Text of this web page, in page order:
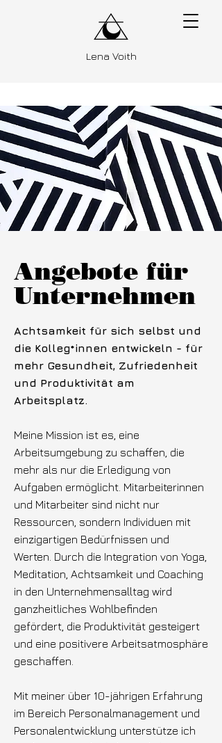
Lena Voith
Angebote für
Unternehmen
Achtsamkeit für sich selbst und
die Kolleg*innen entwickeln - für
mehr Gesundheit, Zufriedenheit
und Produktivität am
Arbeitsplatz.
Meine Mission ist es, eine
Arbeitsumgebung zu schaffen, die
mehr als nur die Erledigung von
Aufgaben ermöglicht. Mitarbeiterinnen
und Mitarbeiter sind nicht nur
Ressourcen, sondern Individuen mit
einzigartigen Bedürfnissen und
Werten. Durch die Integration von Yoga,
Meditation, Achtsamkeit und Coaching
in den Unternehmensalltag wird
ganzheitliches Wohlbefinden
gefördert, die Produktivität gesteigert
und eine positivere Arbeitsatmosphäre
geschaffen.
Mit meiner über 10-jährigen Erfahrung
im Bereich Personalmanagement und
Personalentwicklung unterstütze ich